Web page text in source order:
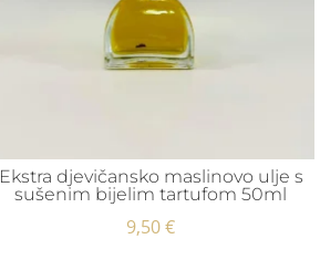
Ekstra djevičansko maslinovo ulje s
sušenim bijelim tartufom 50ml
9,50€